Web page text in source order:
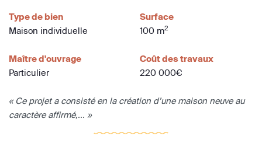
Type de bien
Maison individuelle
Surface
100 m2
Maître d'ouvrage
Particulier
Coût des travaux
220 000€
« Ce projet a consisté en la création d’une maison neuve au
caractère affirmé,... »